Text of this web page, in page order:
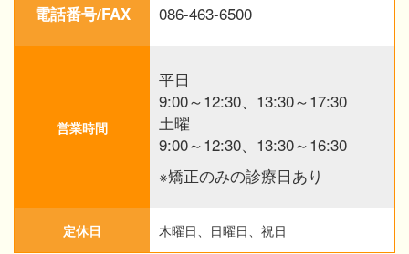
電話番号/FAX 086-463-6500
営業時間
平日
9:00～12:30、13:30～17:30
土曜
9:00～12:30、13:30～16:30
※矯正のみの診療日あり
定休日 木曜日、日曜日、祝日